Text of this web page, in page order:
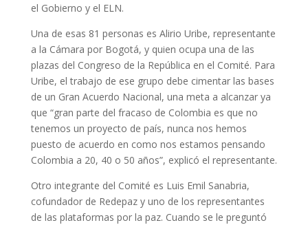
el Gobierno y el ELN.
Una de esas 81 personas es Alirio Uribe, representante
a la Cámara por Bogotá, y quien ocupa una de las
plazas del Congreso de la República en el Comité. Para
Uribe, el trabajo de ese grupo debe cimentar las bases
de un Gran Acuerdo Nacional, una meta a alcanzar ya
que “gran parte del fracaso de Colombia es que no
tenemos un proyecto de país, nunca nos hemos
puesto de acuerdo en como nos estamos pensando
Colombia a 20, 40 o 50 años”, explicó el representante.
Otro integrante del Comité es Luis Emil Sanabria,
cofundador de Redepaz y uno de los representantes
de las plataformas por la paz. Cuando se le preguntó